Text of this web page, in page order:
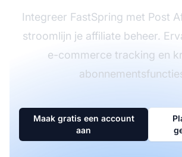
Integreer FastSpring met Post
stroomlijn je affiliate beheer.
e-commerce tracking en
Maak gratis een account
aan